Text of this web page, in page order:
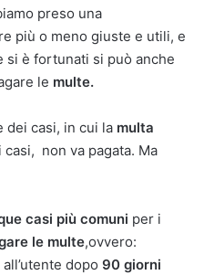
preso una
più o meno giuste e utili, e
si è fortunati si può anche
le multe.
dei casi, in cui la multa
non va pagata. Ma
casi più comuni per i
le multe,ovvero:
dopo 90 giorni